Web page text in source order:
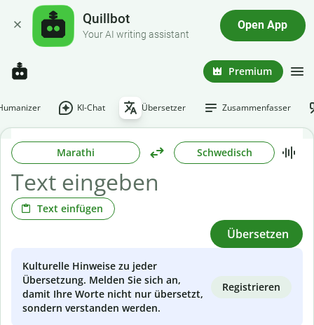
Quillbot
Your AI writing assistant
Open App
Premium
KI-Chat Übersetzer Zusammenfasser
Marathi Schwedisch
Text einfügen
Übersetzen
Kulturelle Hinweise zu jeder
Übersetzung. Melden Sie sich an,
damit Ihre Worte nicht nur übersetzt,
sondern verstanden werden.
Registrieren